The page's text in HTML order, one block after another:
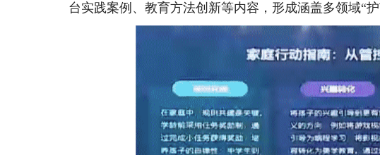
台实践案例、教育方法创新等内容，形成涵盖多领域“护